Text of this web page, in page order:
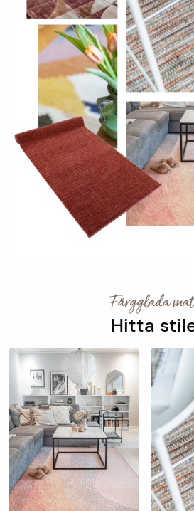
Färgglada
Hitta